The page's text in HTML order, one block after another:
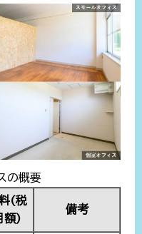
の概要
(税
額)
備考